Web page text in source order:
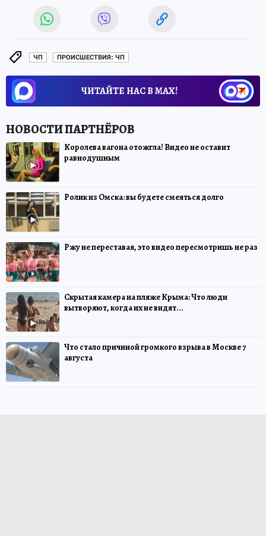
ЧП ПРОИСШЕСТВИЯ: ЧП
ЧИТАЙТЕ НАС В МАХ!
Королева вагона отожгла! Видео не оставит
равнодушным
Ролик из Омска: вы будете смеяться долго
Ржу не переставая, это видео пересмотришь не раз
Скрытая камера на пляже Крыма: Что люди
вытворяют, когда их не видят...
Что стало причиной громкого взрыва в Москве 7
августа